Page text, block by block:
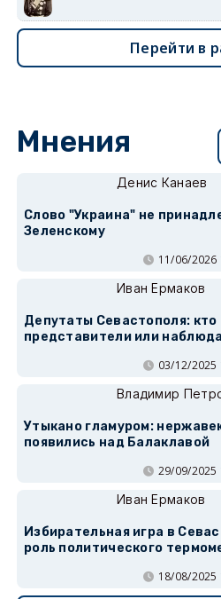
Перейти в
Мнения
Денис Канаев
Слово "Украина" не
Зеленскому
11/06/2026
Иван Ермаков
Депутаты Севастополя: кто
представители или
03/12/2025
Владимир
Утыкано гламуром:
появились над Балаклавой
29/09/2025
Иван Ермаков
Избирательная игра в
роль политического
18/08/2025